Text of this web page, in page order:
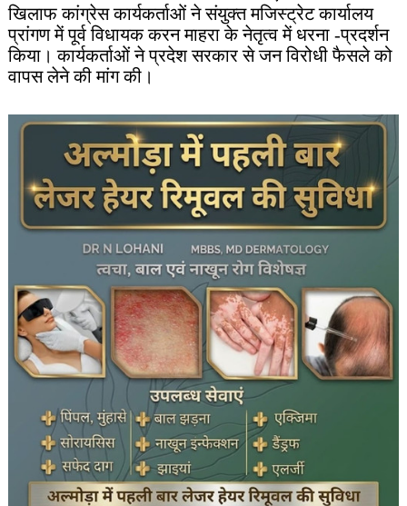
खिलाफ कांग्रेस कार्यकर्ताओं ने संयुक्त मजिस्ट्रेट कार्यालय
प्रांगण में पूर्व विधायक करन माहरा के नेतृत्व में धरना -प्रदर्शन
किया। कार्यकर्ताओं ने प्रदेश सरकार से जन विरोधी फैसले को
वापस लेने की मांग की।